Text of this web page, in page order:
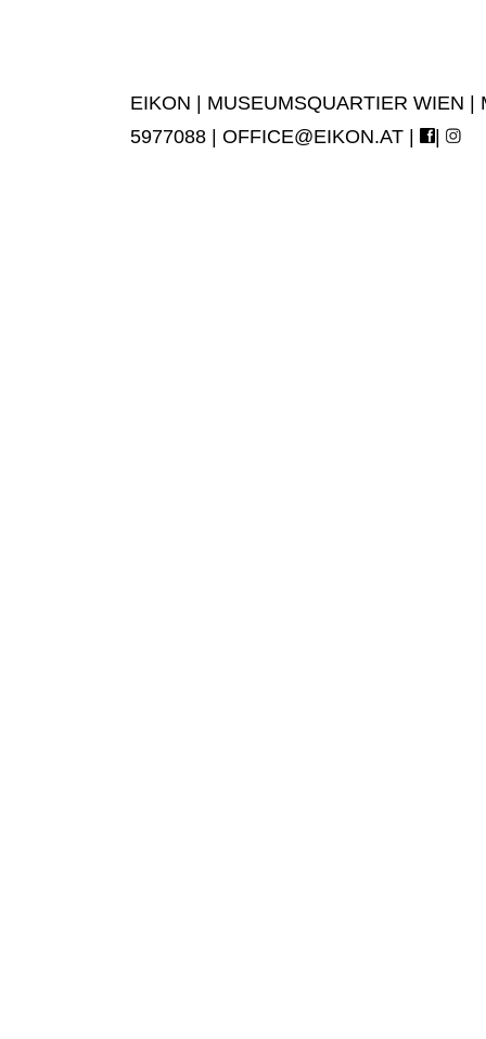
EIKON | MUSEUMSQUARTIER WIEN
5977088 | OFFICE@EIKON.AT | |